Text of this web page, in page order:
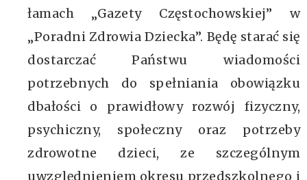
łamach „Gazety Częstochowskiej” w
„Poradni Zdrowia Dziecka”. Będę starać się
dostarczać Państwu wiadomości
potrzebnych do spełniania obowiązku
dbałości o prawidłowy rozwój fizyczny,
psychiczny, społeczny oraz potrzeby
zdrowotne dzieci, ze szczególnym
uwzględnieniem okresu przedszkolnego i